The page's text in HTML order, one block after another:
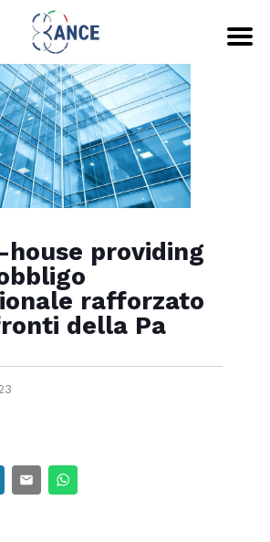
house providing
rafforzato
della Pa